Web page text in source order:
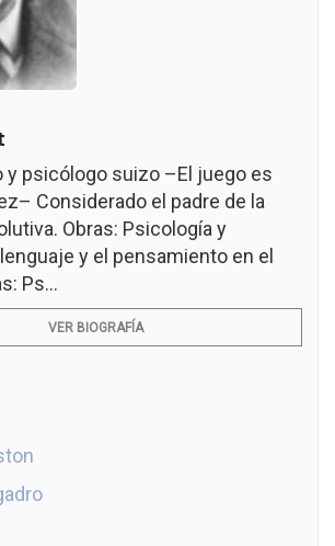
y psicólogo suizo –El juego es
Considerado el padre de la
Obras: Psicología y
y el pensamiento en el
Ps...
VER BIOGRAFÍA